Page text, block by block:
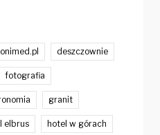
deszczownie
fotografia
granit
elbrus hotel w górach